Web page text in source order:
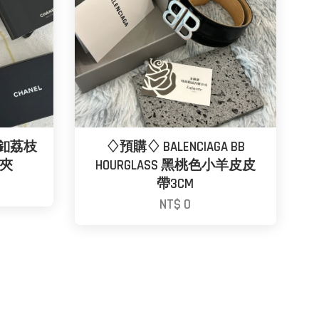
荔枝
♢預購♢ BALENCIAGA BB
HOURGLASS 黑桃色小羊皮皮
帶3CM
NT$ 0